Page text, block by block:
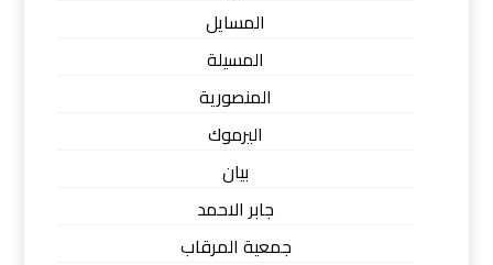
المسايل
المسيلة
المنصورية
اليرموك
بيان
جابر الاحمد
جمعية المرقاب